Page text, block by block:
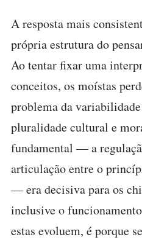
A resposta mais
própria estrutura do
Ao tentar fixar uma
conceitos, os moístas
problema da variabilidade
pluralidade cultural e
fundamental — a
articulação entre o
— era decisiva para os
inclusive o
estas evoluem, é porque